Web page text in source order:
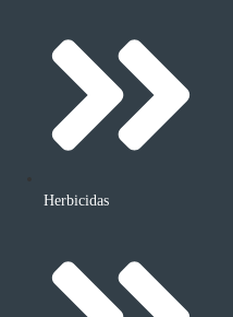
Herbicidas